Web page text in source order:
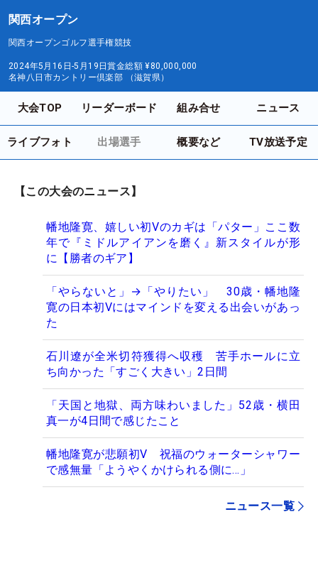
関西オープン
関西オープンゴルフ選手権競技
2024年5月16日-5月19日賞金総額 ¥80,000,000
名神八日市カントリー倶楽部 （滋賀県）
大会TOP リーダーボード 組み合せ ニュース
ライブフォト 出場選手 概要など TV放送予定
【この大会のニュース】
幡地隆寛、嬉しい初Vのカギは「パター」ここ数
年で『ミドルアイアンを磨く』新スタイルが形
に【勝者のギア】
「やらないと」→「やりたい」 30歳・幡地隆
寛の日本初Vにはマインドを変える出会いがあっ
た
石川遼が全米切符獲得へ収穫 苦手ホールに立
ち向かった「すごく大きい」2日間
「天国と地獄、両方味わいました」52歳・横田
真一が4日間で感じたこと
幡地隆寛が悲願初V 祝福のウォーターシャワー
で感無量「ようやくかけられる側に…」
ニュース一覧